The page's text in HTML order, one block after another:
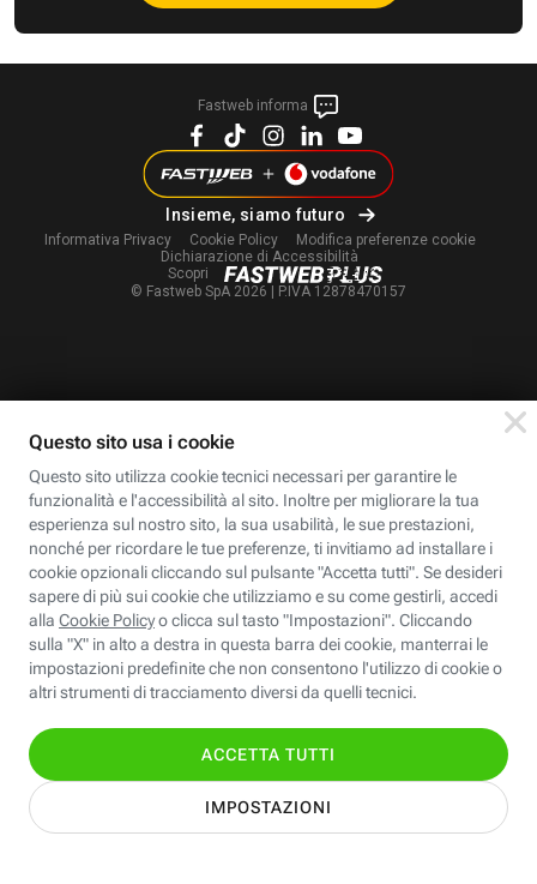
© Fastweb SpA 2026 | P.IVA 12878470157
Fastweb informa
Insieme, siamo futuro
Informativa Privacy Cookie Policy Modifica preferenze cookie
Dichiarazione di Accessibilità
Scopri